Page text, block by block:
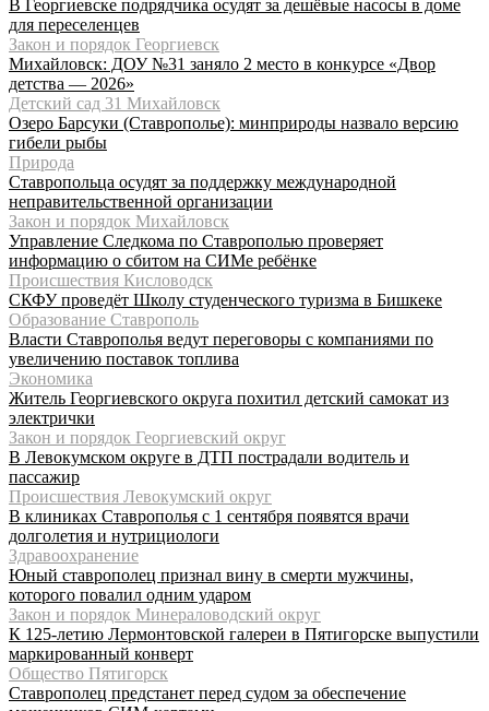
В Георгиевске подрядчика осудят за дешёвые насосы в доме
для переселенцев
Закон и порядок Георгиевск
Михайловск: ДОУ №31 заняло 2 место в конкурсе «Двор
детства — 2026»
Детский сад 31 Михайловск
Озеро Барсуки (Ставрополье): минприроды назвало версию
гибели рыбы
Природа
Ставропольца осудят за поддержку международной
неправительственной организации
Закон и порядок Михайловск
Управление Следкома по Ставрополью проверяет
информацию о сбитом на СИМе ребёнке
Происшествия Кисловодск
СКФУ проведёт Школу студенческого туризма в Бишкеке
Образование Ставрополь
Власти Ставрополья ведут переговоры с компаниями по
увеличению поставок топлива
Экономика
Житель Георгиевского округа похитил детский самокат из
электрички
Закон и порядок Георгиевский округ
В Левокумском округе в ДТП пострадали водитель и
пассажир
Происшествия Левокумский округ
В клиниках Ставрополья с 1 сентября появятся врачи
долголетия и нутрициологи
Здравоохранение
Юный ставрополец признал вину в смерти мужчины,
которого повалил одним ударом
Закон и порядок Минераловодский округ
К 125-летию Лермонтовской галереи в Пятигорске выпустили
маркированный конверт
Общество Пятигорск
Ставрополец предстанет перед судом за обеспечение